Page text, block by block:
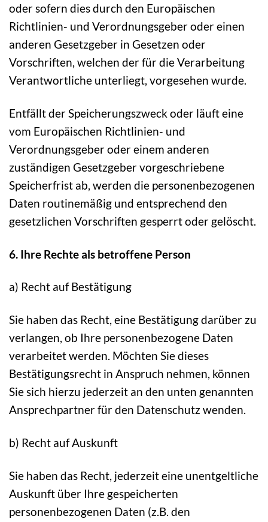
oder sofern dies durch den Europäischen
Richtlinien- und Verordnungsgeber oder einen
anderen Gesetzgeber in Gesetzen oder
Vorschriften, welchen der für die Verarbeitung
Verantwortliche unterliegt, vorgesehen wurde.
Entfällt der Speicherungszweck oder läuft eine
vom Europäischen Richtlinien- und
Verordnungsgeber oder einem anderen
zuständigen Gesetzgeber vorgeschriebene
Speicherfrist ab, werden die personenbezogenen
Daten routinemäßig und entsprechend den
gesetzlichen Vorschriften gesperrt oder gelöscht.
6. Ihre Rechte als betroffene Person
a) Recht auf Bestätigung
Sie haben das Recht, eine Bestätigung darüber zu
verlangen, ob Ihre personenbezogene Daten
verarbeitet werden. Möchten Sie dieses
Bestätigungsrecht in Anspruch nehmen, können
Sie sich hierzu jederzeit an den unten genannten
Ansprechpartner für den Datenschutz wenden.
b) Recht auf Auskunft
Sie haben das Recht, jederzeit eine unentgeltliche
Auskunft über Ihre gespeicherten
personenbezogenen Daten (z.B. den